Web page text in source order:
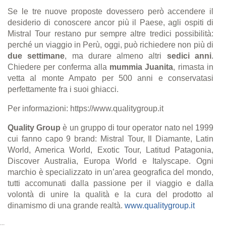
Se le tre nuove proposte dovessero però accendere il
desiderio di conoscere ancor più il Paese, agli ospiti di
Mistral Tour restano pur sempre altre tredici possibilità:
perché un viaggio in Perù, oggi, può richiedere non più di
due settimane, ma durare almeno altri sedici anni.
Chiedere per conferma alla mummia Juanita, rimasta in
vetta al monte Ampato per 500 anni e conservatasi
perfettamente fra i suoi ghiacci.
Per informazioni: https://www.qualitygroup.it
Quality Groupè un gruppo di tour operator nato nel 1999
cui fanno capo 9 brand: Mistral Tour, Il Diamante, Latin
World, America World, Exotic Tour, Latitud Patagonia,
Discover Australia, Europa World e Italyscape. Ogni
marchio è specializzato in un’area geografica del mondo,
tutti accomunati dalla passione per il viaggio e dalla
volontà di unire la qualità e la cura del prodotto al
dinamismo di una grande realtà. www.qualitygroup.it
...